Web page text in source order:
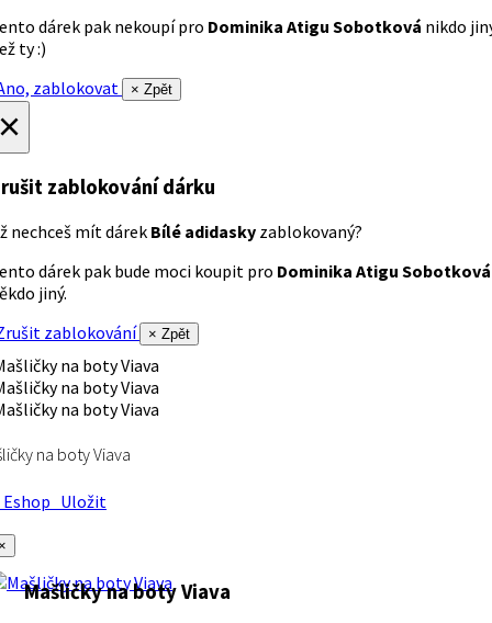
dárek pak nekoupí pro Dominika Atigu Sobotková nikdo
ty :)
zablokovat
× Zpět
zablokování dárku
nechceš mít dárek Bílé adidasky zablokovaný?
dárek pak bude moci koupit pro Dominika Atigu Sobotková
jiný.
zablokování
× Zpět
na boty Viava
Uložit
Mašličky na boty Viava